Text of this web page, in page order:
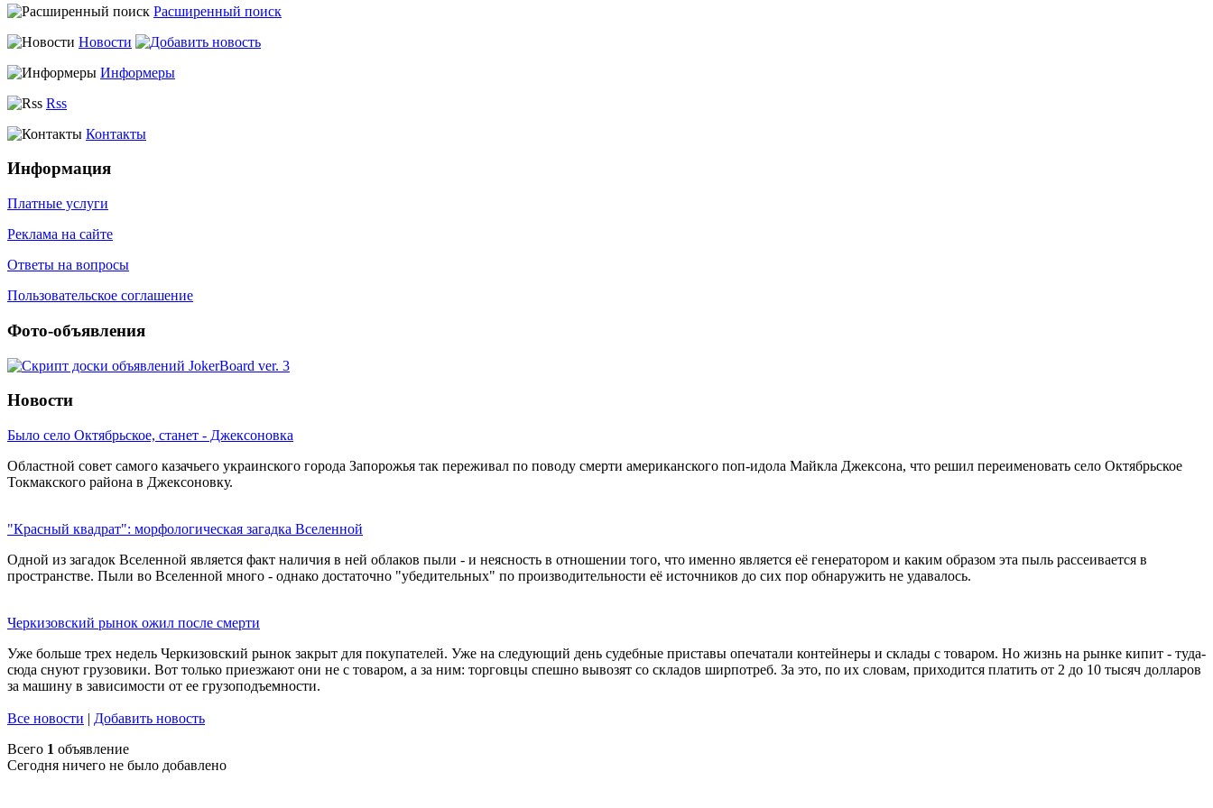
Расширенный поиск
Новости
Информеры
Rss
Контакты
Информация
Платные услуги
Реклама на сайте
Ответы на вопросы
Пользовательское соглашение
Фото-объявления
Новости
Было село Октябрьское, станет - Джексоновка
Областной совет самого казачьего украинского города Запорожья так переживал по поводу смерти американского поп-идола Майкла Джексона, что решил переименовать село Октябрьское
Токмакского района в Джексоновку.
"Красный квадрат": морфологическая загадка Вселенной
Одной из загадок Вселенной является факт наличия в ней облаков пыли - и неясность в отношении того, что именно является её генератором и каким образом эта пыль рассеивается в
пространстве. Пыли во Вселенной много - однако достаточно "убедительных" по производительности её источников до сих пор обнаружить не удавалось.
Черкизовский рынок ожил после смерти
Уже больше трех недель Черкизовский рынок закрыт для покупателей. Уже на следующий день судебные приставы опечатали контейнеры и склады с товаром. Но жизнь на рынке кипит - туда-
сюда снуют грузовики. Вот только приезжают они не с товаром, а за ним: торговцы спешно вывозят со складов ширпотреб. За это, по их словам, приходится платить от 2 до 10 тысяч долларов
за машину в зависимости от ее грузоподъемности.
Все новости | Добавить новость
Всего 1 объявление
Сегодня ничего не было добавлено